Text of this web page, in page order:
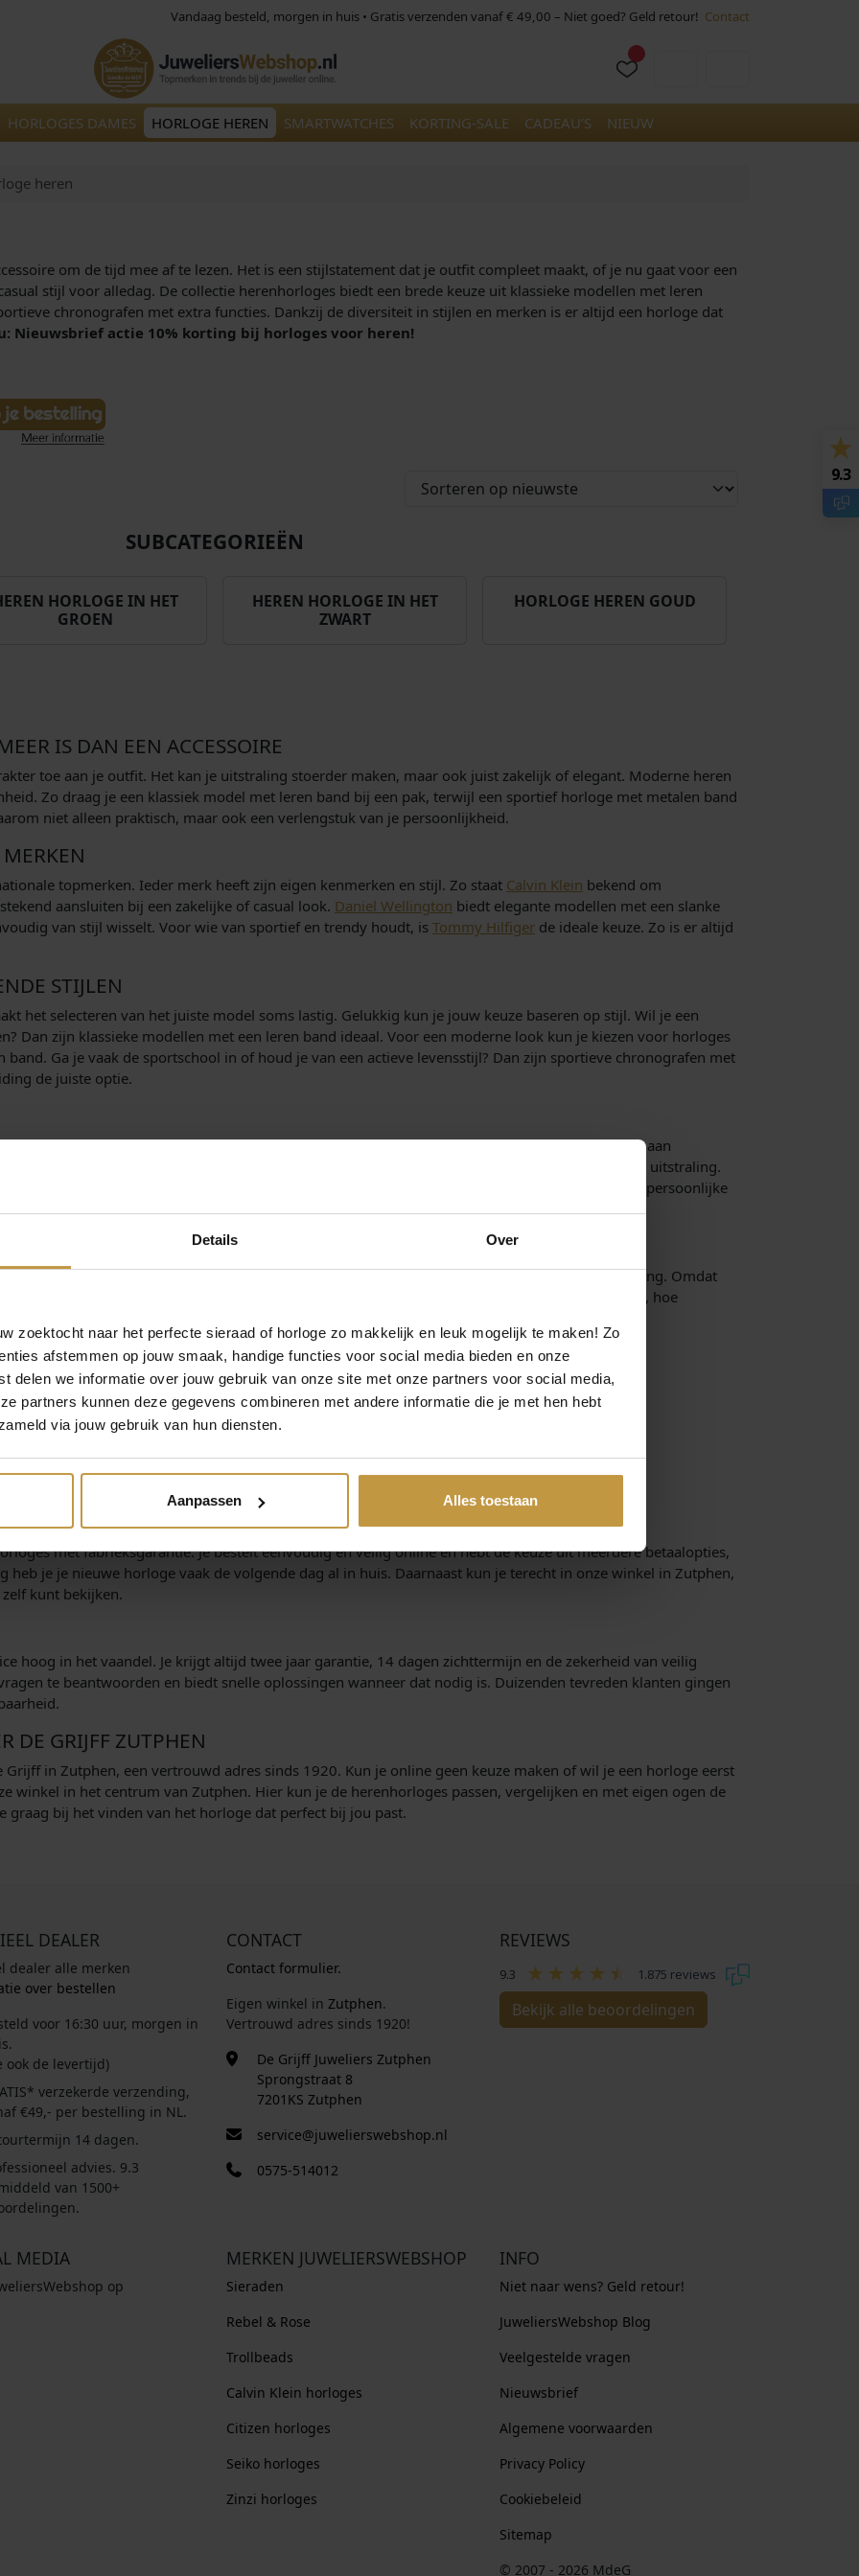
Details Over
zoektocht naar het perfecte sieraad of horloge zo makkelijk en leuk mogelijk te maken! Zo
afstemmen op jouw smaak, handige functies voor social media bieden en onze
delen we informatie over jouw gebruik van onze site met onze partners voor social media,
partners kunnen deze gegevens combineren met andere informatie die je met hen hebt
via jouw gebruik van hun diensten.
Aanpassen Alles toestaan
Vandaag besteld, morgen in huis • Gratis verzenden vanaf € 49,00 – Niet goed? Geld retour! Contact
HORLOGES DAMES HORLOGE HEREN SMARTWATCHES KORTING-SALE CADEAU’S NIEUW
heren
om de tijd mee af te lezen. Het is een stijlstatement dat je outfit compleet maakt, of je nu gaat voor een
stijl voor alledag. De collectie herenhorloges biedt een brede keuze uit klassieke modellen met leren
chronografen met extra functies. Dankzij de diversiteit in stijlen en merken is er altijd een horloge dat
Nieuwsbrief actie 10% korting bij horloges voor heren!
SUBCATEGORIEËN
HORLOGE IN HET
GROEN
HEREN HORLOGE IN HET
ZWART
HORLOGE HEREN GOUD
IS DAN EEN ACCESSOIRE
toe aan je outfit. Het kan je uitstraling stoerder maken, maar ook juist zakelijk of elegant. Moderne heren
Zo draag je een klassiek model met leren band bij een pak, terwijl een sportief horloge met metalen band
niet alleen praktisch, maar ook een verlengstuk van je persoonlijkheid.
topmerken. Ieder merk heeft zijn eigen kenmerken en stijl. Zo staat Calvin Klein bekend om
aansluiten bij een zakelijke of casual look. Daniel Wellington biedt elegante modellen met een slanke
van stijl wisselt. Voor wie van sportief en trendy houdt, is Tommy Hilfiger de ideale keuze. Zo is er altijd
STIJLEN
het selecteren van het juiste model soms lastig. Gelukkig kun je jouw keuze baseren op stijl. Wil je een
Dan zijn klassieke modellen met een leren band ideaal. Voor een moderne look kun je kiezen voor horloges
Ga je vaak de sportschool in of houd je van een actieve levensstijl? Dan zijn sportieve chronografen met
de juiste optie.
De populairste tinten zijn zilver en goud, maar ook zwart en blauw winnen steeds meer aan
staal is stevig en luxe, titanium is licht en duurzaam, en leer geeft een klassieke en stoere uitstraling.
of siliconen banden beschikbaar. Zo stel je eenvoudig een horloge samen dat past bij jouw persoonlijke
prijsklassen: van betaalbare instapmodellen tot luxe uitvoeringen met hoogwaardige afwerking. Omdat
ontvang je altijd een origineel horloge met fabrieksgarantie. Hoe hoger de prijsklasse, hoe
afwerking. Voor iedere man is er een passend horloge, ongeacht budget.
JUISTE HERENHORLOGE
keuze te maken. Deze korte koopgids helpt je op weg:
zoals Calvin Klein voor minimalistisch design of Tommy Hilfiger voor sportief en trendy.
blauw modern en stoer.
de passende modellen.
met fabrieksgarantie. Je bestelt eenvoudig en veilig online en hebt de keuze uit meerdere betaalopties,
heb je je nieuwe horloge vaak de volgende dag al in huis. Daarnaast kun je terecht in onze winkel in Zutphen,
kunt bekijken.
hoog in het vaandel. Je krijgt altijd twee jaar garantie, 14 dagen zichttermijn en de zekerheid van veilig
te beantwoorden en biedt snelle oplossingen wanneer dat nodig is. Duizenden tevreden klanten gingen
DE GRIJFF ZUTPHEN
Grijff in Zutphen, een vertrouwd adres sinds 1920. Kun je online geen keuze maken of wil je een horloge eerst
winkel in het centrum van Zutphen. Hier kun je de herenhorloges passen, vergelijken en met eigen ogen de
graag bij het vinden van het horloge dat perfect bij jou past.
DEALER
dealer alle merken
over bestellen
voor 16:30 uur, morgen in
ook de levertijd)
verzekerde verzending,
€49,- per bestelling in NL.
14 dagen.
advies. 9.3
van 1500+
CONTACT
Contact formulier.
Eigen winkel in Zutphen.
Vertrouwd adres sinds 1920!
De Grijff Juweliers Zutphen
Sprongstraat 8
7201KS Zutphen
service@juwelierswebshop.nl
0575-514012
REVIEWS
9.3 1.875 reviews
Bekijk alle beoordelingen
MEDIA
op
MERKEN JUWELIERSWEBSHOP
Sieraden
Rebel & Rose
Trollbeads
Calvin Klein horloges
Citizen horloges
Seiko horloges
Zinzi horloges
INFO
Niet naar wens? Geld retour!
JuweliersWebshop Blog
Veelgestelde vragen
Nieuwsbrief
Algemene voorwaarden
Privacy Policy
Cookiebeleid
Sitemap
© 2007 - 2026 MdeG
9.3